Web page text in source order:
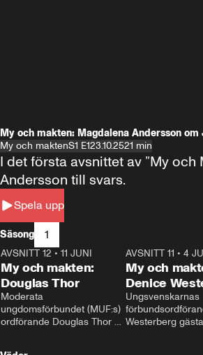
My och makten: Magdalena Andersson
My och maktenS1 E123.10.2521 min
Spela upp
I det första avsnittet av ”My
Andersson till svars.
Säsong 1
26:27
AVSNITT 12 • 11 JUNI
My och makten:
Douglas Thor
Moderata
ungdomsförbundet (MUF:s)
ordförande Douglas Thor
AVSNITT 11 •4
My och
Denice
Ungsvenskarnas
Westerberg